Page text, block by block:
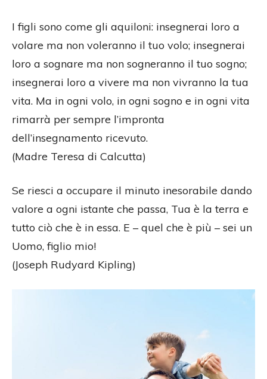
I figli sono come gli aquiloni: insegnerai loro a
volare ma non voleranno il tuo volo; insegnerai
loro a sognare ma non sogneranno il tuo sogno;
insegnerai loro a vivere ma non vivranno la tua
vita. Ma in ogni volo, in ogni sogno e in ogni vita
rimarrà per sempre l’impronta
dell’insegnamento ricevuto.
(Madre Teresa di Calcutta)
Se riesci a occupare il minuto inesorabile dando
valore a ogni istante che passa, Tua è la terra e
tutto ciò che è in essa. E – quel che è più – sei un
Uomo, figlio mio!
(Joseph Rudyard Kipling)